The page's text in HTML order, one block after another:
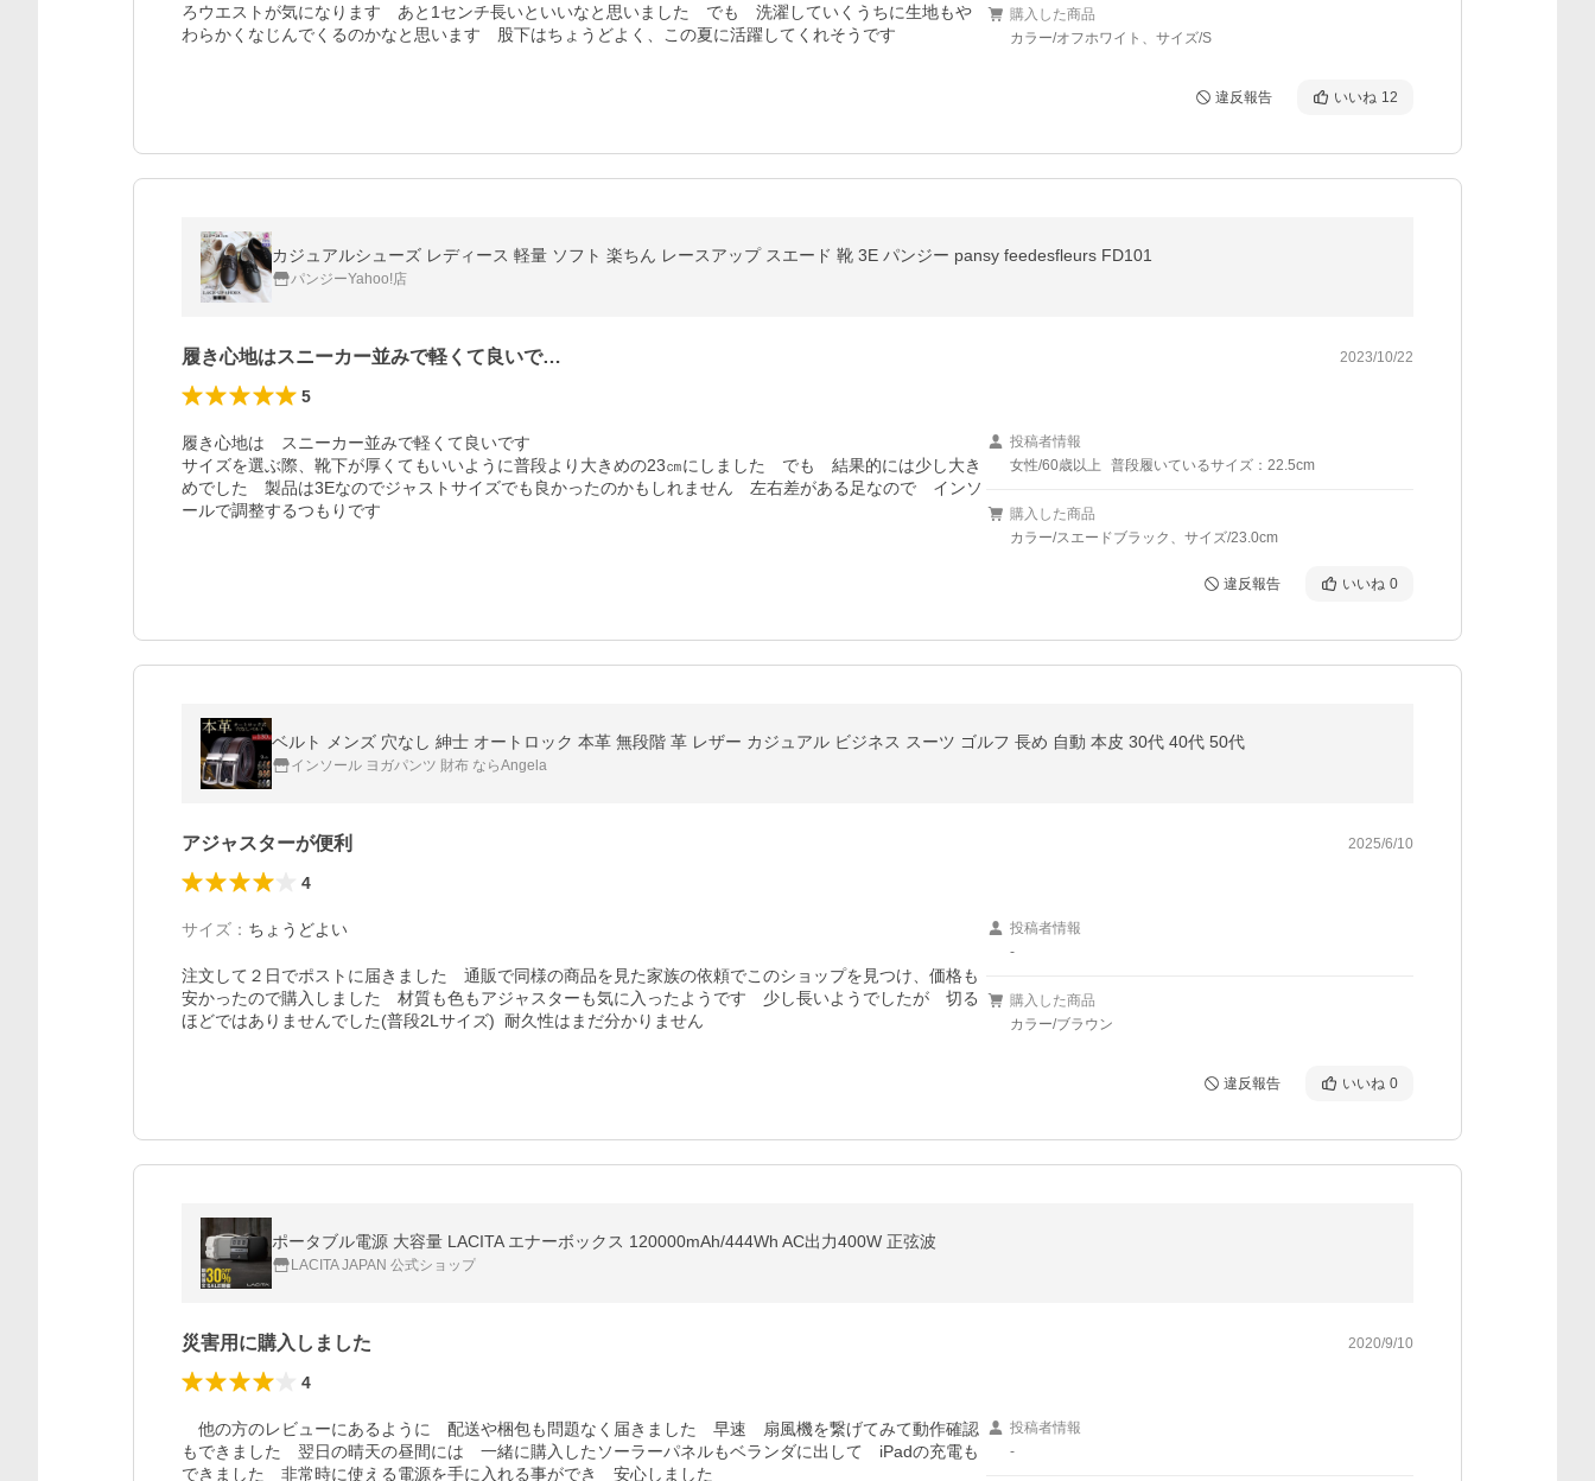
ろウエストが気になります　あと1センチ長いといいなと思いました　でも　洗濯していくうちに生地もや
わらかくなじんでくるのかなと思います　股下はちょうどよく、この夏に活躍してくれそうです
購入した商品
カラー/オフホワイト、サイズ/S
違反報告 いいね 12
カジュアルシューズ レディース 軽量 ソフト 楽ちん レースアップ スエード 靴 3E パンジー pansy feedesfleurs FD101
パンジーYahoo!店
履き心地はスニーカー並みで軽くて良いで… 2023/10/22
5
履き心地は　スニーカー並みで軽くて良いです
サイズを選ぶ際、靴下が厚くてもいいように普段より大きめの23㎝にしました　でも　結果的には少し大き
めでした　製品は3Eなのでジャストサイズでも良かったのかもしれません　左右差がある足なので　インソ
ールで調整するつもりです
投稿者情報
女性/60歳以上
普段履いているサイズ：22.5cm
購入した商品
カラー/スエードブラック、サイズ/23.0cm
違反報告 いいね 0
ベルト メンズ 穴なし 紳士 オートロック 本革 無段階 革 レザー カジュアル ビジネス スーツ ゴルフ 長め 自動 本皮 30代 40代 50代
インソール ヨガパンツ 財布 ならAngela
アジャスターが便利 2025/6/10
4
サイズ ： ちょうどよい
注文して２日でポストに届きました　通販で同様の商品を見た家族の依頼でこのショップを見つけ、価格も
安かったので購入しました　材質も色もアジャスターも気に入ったようです　少し長いようでしたが　切る
ほどではありませんでした(普段2Lサイズ)  耐久性はまだ分かりません
投稿者情報
-
購入した商品
カラー/ブラウン
違反報告 いいね 0
ポータブル電源 大容量 LACITA エナーボックス 120000mAh/444Wh AC出力400W 正弦波
LACITA JAPAN 公式ショップ
災害用に購入しました 2020/9/10
4
他の方のレビューにあるように　配送や梱包も問題なく届きました　早速　扇風機を繋げてみて動作確認
もできました　翌日の晴天の昼間には　一緒に購入したソーラーパネルもベランダに出して　iPadの充電も
できました　非常時に使える電源を手に入れる事ができ　安心しました
投稿者情報
-